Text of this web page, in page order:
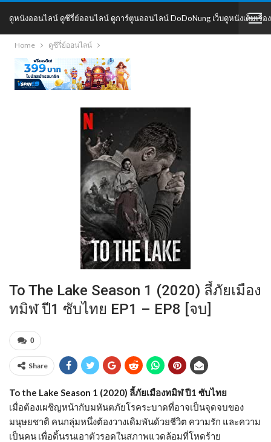
ดูหนังออนไลน์ ดูซีรี่ย์ออนไลน์ ดูการ์ตูนออนไลน์ DoDoNung เว็บดูหนังเต็มเรื่อง
DoDoNung
Home ดูซีรี่ย์ออนไลน์
To The Lake Season 1 (2020) ลี้ภัยเมือง
ทมิฬ ปี1 ซับไทย EP1 – EP8 [จบ]
0
Share
To the Lake Season 1 (2020) ลี้ภัยเมืองทมิฬ ปี1 ซับไทย
เมื่อต้องเผชิญหน้ากับมหันตภัยโรคระบาดที่อาจเป็นจุดจบของ
มนุษยชาติ คนกลุ่มหนึ่งต้องวางเดิมพันด้วยชีวิต ความรัก และความ
เป็นคน เพื่อดิ้นรนเอาตัวรอดในสภาพแวดล้อมที่โหดร้าย